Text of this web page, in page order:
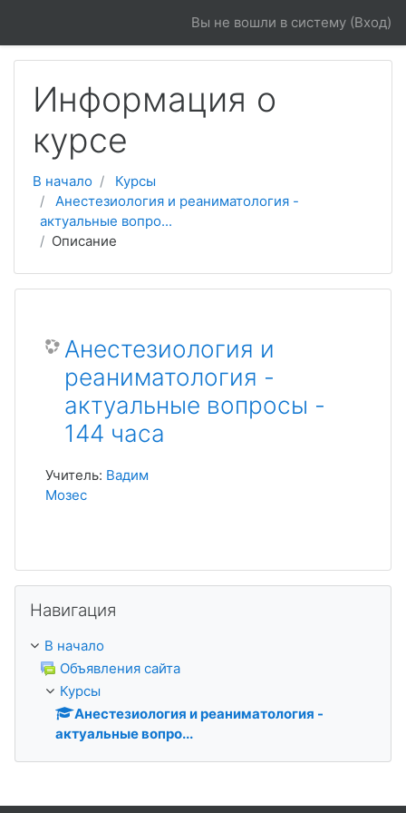
Вы не вошли в систему (Вход)
Информация о
курсе
В начало
Курсы
Анестезиология и реаниматология -
актуальные вопро...
Описание
Анестезиология и
реаниматология -
актуальные вопросы -
144 часа
Учитель: Вадим
Мозес
Навигация
В начало
Объявления сайта
Курсы
Анестезиология и реаниматология -
актуальные вопро...